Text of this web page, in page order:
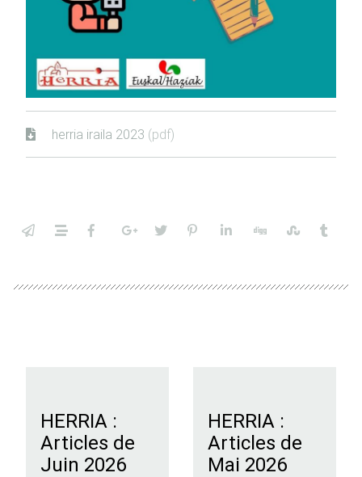
herria iraila 2023 (pdf)
HERRIA :
Articles de
Juin 2026
HERRIA :
Articles de
Mai 2026